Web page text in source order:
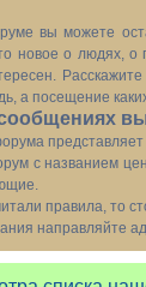
вы можете
новое о людях,
а посещение
с названием
правила, то
направляйте